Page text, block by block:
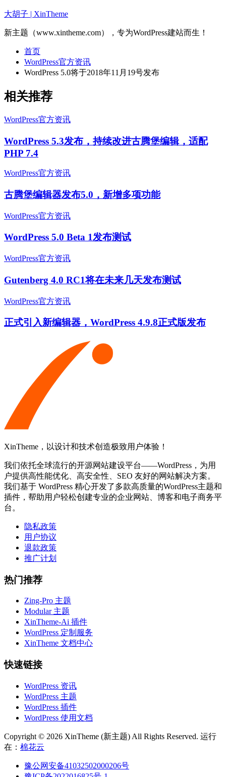
大胡子 | XinTheme
新主题（www.xintheme.com），专为WordPress建站而生！
首页
WordPress官方资讯
WordPress 5.0将于2018年11月19号发布
相关推荐
WordPress官方资讯
WordPress 5.3发布，持续改进古腾堡编辑，适配
PHP 7.4
WordPress官方资讯
古腾堡编辑器发布5.0，新增多项功能
WordPress官方资讯
WordPress 5.0 Beta 1发布测试
WordPress官方资讯
Gutenberg 4.0 RC1将在未来几天发布测试
WordPress官方资讯
正式引入新编辑器，WordPress 4.9.8正式版发布
XinTheme，以设计和技术创造极致用户体验！
我们依托全球流行的开源网站建设平台——WordPress，为用
户提供高性能优化、高安全性、SEO 友好的网站解决方案。
我们基于 WordPress 精心开发了多款高质量的WordPress主题和
插件，帮助用户轻松创建专业的企业网站、博客和电子商务平
台。
隐私政策
用户协议
退款政策
推广计划
热门推荐
Zing-Pro 主题
Modular 主题
XinTheme-Ai 插件
WordPress 定制服务
XinTheme 文档中心
快速链接
WordPress 资讯
WordPress 主题
WordPress 插件
WordPress 使用文档
Copyright © 2026 XinTheme (新主题) All Rights Reserved. 运行
在： 棉花云
豫公网安备41032502000206号